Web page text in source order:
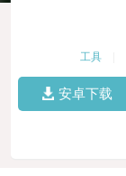
工具
安卓下载